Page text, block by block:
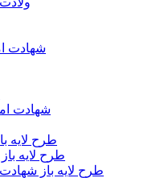
شهادت
شهادت
طرح لایه
طرح لایه
طرح لایه باز